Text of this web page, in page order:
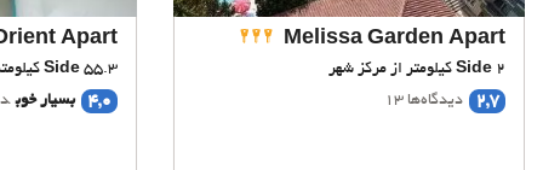
Melissa Garden Apart
Side 2 کیلومتر از مرکز شهر
2,7 دیدگاه‌ها 13
Apart
Side 55.3 کیلومتر از مرکز شهر
4,0 بسیار خوب